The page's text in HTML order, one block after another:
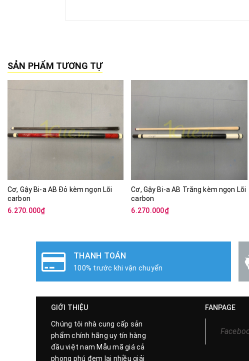
SẢN PHẨM TƯƠNG TỰ
Cơ, Gậy Bi-a AB Đỏ kèm ngọn Lõi
carbon
6.270.000₫
Cơ, Gậy Bi-a AB Trắng kèm ngọn Lõi
carbon
6.270.000₫
ĐỔI TRẢ HÀNG
3 ngày nếu sản phẩm bị lỗi
GIỚI THIỆU
Chúng tôi nhà cung cấp sản
phẩm chính hãng uy tín hàng
đầu việt nam Mẫu mã giá cả
phong phú đem lại nhiều giải
FANPAGE